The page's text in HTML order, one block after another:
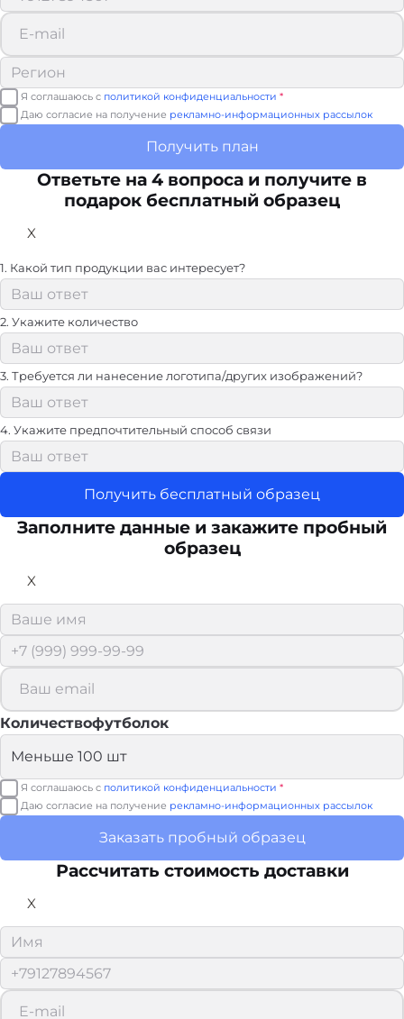
Я соглашаюсь с политикой конфиденциальности *
Даю согласие на получение рекламно-информационных рассылок
Получить план
Ответьте на 4 вопроса и получите в
подарок бесплатный образец
X
1. Какой тип продукции вас интересует?
2. Укажите количество
3. Требуется ли нанесение логотипа/других изображений?
4. Укажите предпочтительный способ связи
Получить бесплатный образец
Заполните данные и закажите пробный
образец
X
Количествофутболок
Я соглашаюсь с политикой конфиденциальности *
Даю согласие на получение рекламно-информационных рассылок
Заказать пробный образец
Рассчитать стоимость доставки
X